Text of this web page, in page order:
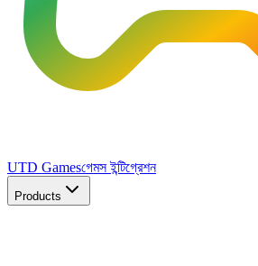
UTD Gamesগেমস ইন্টিগ্রেশন
Products